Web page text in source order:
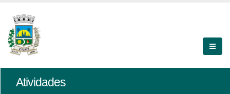
Atividades